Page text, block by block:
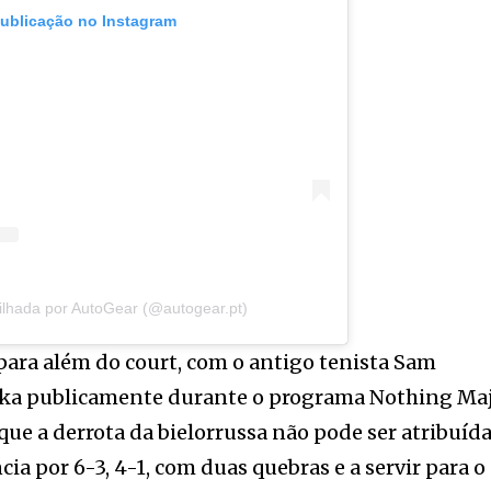
no Instagram
por AutoGear (@autogear.pt)
além do court, com o antigo tenista Sam
publicamente durante o programa Nothing
a derrota da bielorrussa não pode ser
por 6-3, 4-1, com duas quebras e a servir para o